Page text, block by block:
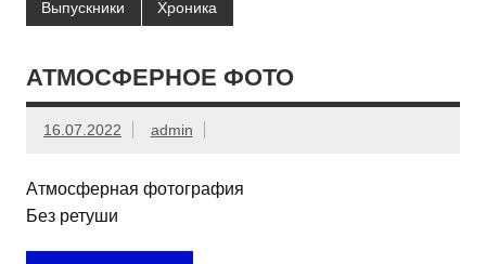
Выпускники Хроника
АТМОСФЕРНОЕ ФОТО
16.07.2022 admin
Атмосферная фотография
Без ретуши